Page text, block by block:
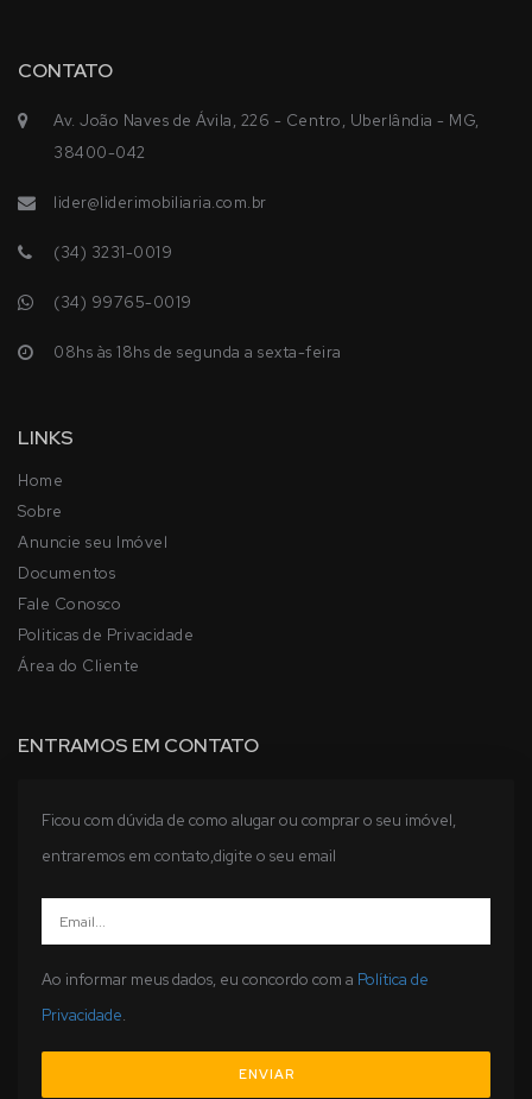
CONTATO
Av. João Naves de Ávila, 226 - Centro, Uberlândia - MG,
38400-042
lider@liderimobiliaria.com.br
(34) 3231-0019
(34) 99765-0019
08hs às 18hs de segunda a sexta-feira
LINKS
Home
Sobre
Anuncie seu Imóvel
Documentos
Fale Conosco
Politicas de Privacidade
Área do Cliente
ENTRAMOS EM CONTATO
Ficou com dúvida de como alugar ou comprar o seu imóvel,
entraremos em contato,digite o seu email
Ao informar meus dados, eu concordo com a Política de
Privacidade.
ENVIAR